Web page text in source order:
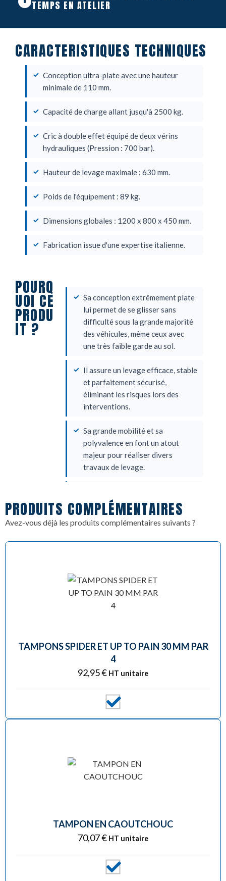
TEMPS EN ATELIER
CARACTERISTIQUES TECHNIQUES
Conception ultra-plate avec une hauteur
minimale de 110 mm.
Capacité de charge allant jusqu'à 2500 kg.
Cric à double effet équipé de deux vérins
hydrauliques (Pression : 700 bar).
Hauteur de levage maximale : 630 mm.
Poids de l'équipement : 89 kg.
Dimensions globales : 1200 x 800 x 450 mm.
Fabrication issue d'une expertise italienne.
POURQ
UOI CE
PRODU
IT ?
Sa conception extrêmement plate
lui permet de se glisser sans
difficulté sous la grande majorité
des véhicules, même ceux avec
une très faible garde au sol.
Il assure un levage efficace, stable
et parfaitement sécurisé,
éliminant les risques lors des
interventions.
Sa grande mobilité et sa
polyvalence en font un atout
majeur pour réaliser divers
travaux de levage.
significatif au quotidien pour les
professionnels en atelier.
https://dinitrol.fr/wp-
PRODUITS COMPLÉMENTAIRES
Avez-vous déjà les produits complémentaires suivants ?
TAMPONS SPIDER ET UP TO PAIN 30 MM PAR
4
92,95€ HT unitaire
TAMPON EN CAOUTCHOUC
70,07€ HT unitaire